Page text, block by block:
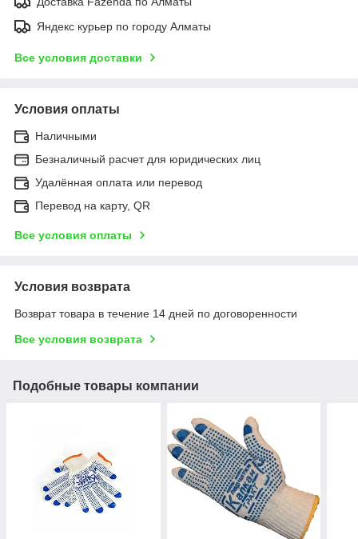
Яндекс курьер по городу Алматы
Все условия доставки
Условия оплаты
Наличными
Безналичный расчет для юридических лиц
Удалённая оплата или перевод
Перевод на карту, QR
Все условия оплаты
Условия возврата
Возврат товара в течение 14 дней по договоренности
Все условия возврата
Подобные товары компании